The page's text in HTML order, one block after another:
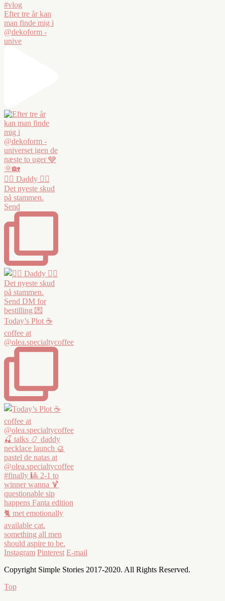
Efter tre år kan
man finde mig i
@dekoform -
unive
❤️‍🔥 Daddy ❤️‍🔥
Det nyeste skud
på stammen.
Send
Today’s Plot ☕️
coffee at
@olea.specialtycoffee
Instagram Pinterest E-mail
Copyright Simple Stories 2017-2020. All Rights Reserved.
Top